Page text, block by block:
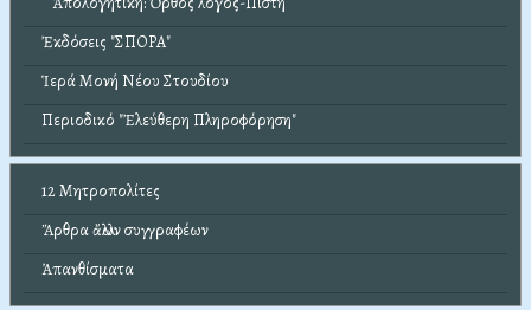
Ἐκδόσεις "ΣΠΟΡΑ"
Ἱερά Μονή Νέου Στουδίου
Περιοδικό "Ἐλεύθερη Πληροφόρηση"
12 Μητροπολίτες
Ἄρθρα ἄλλων συγγραφέων
Ἀπανθίσματα